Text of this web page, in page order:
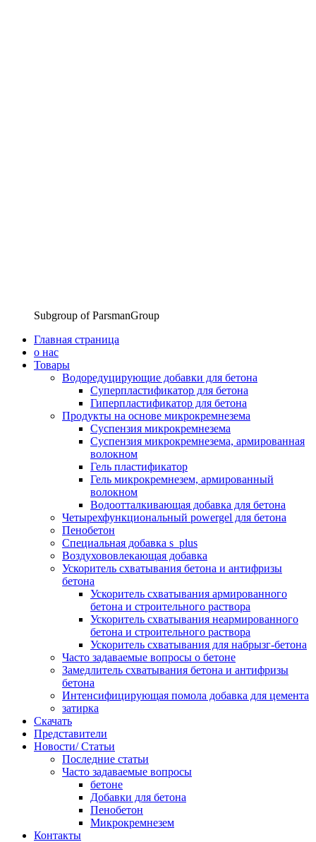
Subgroup of ParsmanGroup
Главная страница
о нас
Товары
Водоредуцирующие добавки для бетона
Суперпластификатор для бетона
Гиперпластификатор для бетона
Продукты на основе микрокремнезема
Суспензия микрокремнезема
Суспензия микрокремнезема, армированная
волокном
Гель пластификатор
Гель микрокремнезем, армированный
волокном
Водоотталкивающая добавка для бетона
Четырехфункциональный powergel для бетона
Пенобетон
Специальная добавка s_plus
Воздухововлекающая добавка
Ускоритель схватывания бетона и антифризы
бетона
Ускоритель схватывания армированного
бетона и строительного раствора
Ускоритель схватывания неармированного
бетона и строительного раствора
Ускоритель схватывания для набрызг-бетона
Часто задаваемые вопросы о бетоне
Замедлитель схватывания бетона и антифризы
бетона
Интенсифицирующая помола добавка для цемента
затирка
Скачать
Представители
Новости/ Статьи
Последние статьи
Часто задаваемые вопросы
бетоне
Добавки для бетона
Пенобетон
Микрокремнезем
Контакты